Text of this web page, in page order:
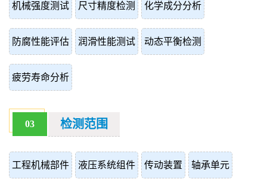
机械强度测试 尺寸精度检测 化学成分分析
防腐性能评估 润滑性能测试 动态平衡检测
疲劳寿命分析
03 检测范围
工程机械部件 液压系统组件 传动装置 轴承单元